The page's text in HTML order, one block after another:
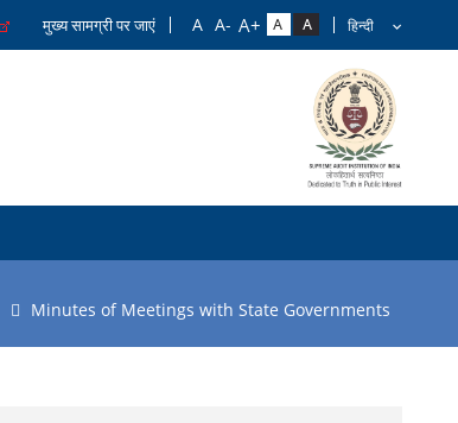
मुख्य सामग्री पर जाएं
Minutes of Meetings with State Governments